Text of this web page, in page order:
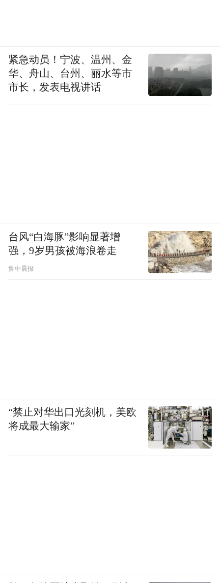
platform and merely provides information storage
space services.”
紧急动员！宁波、温州、金
华、舟山、台州、丽水等市
市长，发表电视讲话
台风“白海豚”影响显著增
强，9岁男孩被海浪卷走
鲁中晨报
“禁止对华出口光刻机，美欧
将成最大输家”